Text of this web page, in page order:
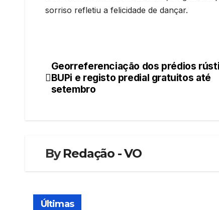
sorriso refletiu a felicidade de dançar.
Navegação
de
Georreferenciação dos prédios
BUPi e registo predial gratuitos até
setembro
ByRedação - VO
Últimas